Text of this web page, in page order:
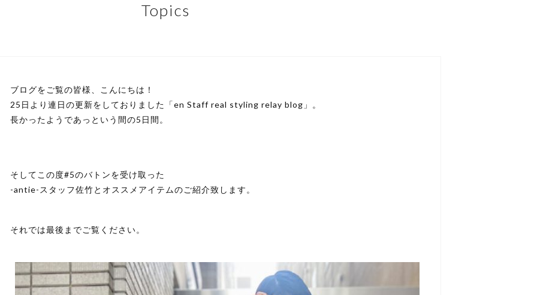
Topics
ブログをご覧の皆様、こんにちは！
25日より連日の更新をしておりました「en Staff real styling relay blog」。
長かったようであっという間の5日間。
そしてこの度#5のバトンを受け取った
-antie-スタッフ佐竹とオススメアイテムのご紹介致します。
それでは最後までご覧ください。